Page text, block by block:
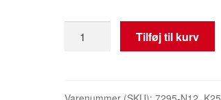
Tilføj til kurv